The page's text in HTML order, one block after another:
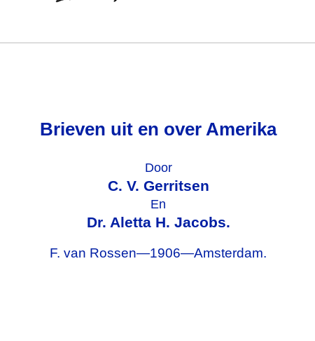
Brieven uit en over Amerika
Door
C. V. Gerritsen
En
Dr. Aletta H. Jacobs.
F. van Rossen—1906—Amsterdam.